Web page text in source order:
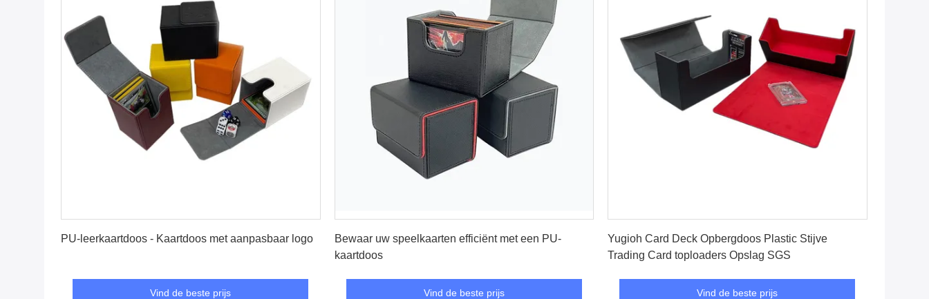
PU-leerkaartdoos - Kaartdoos met aanpasbaar logo
Vind de beste prijs
Bewaar uw speelkaarten efficiënt met een PU-
kaartdoos
Vind de beste prijs
Yugioh Card Deck Opbergdoos Plastic Stijve
Trading Card toploaders Opslag SGS
Vind de beste prijs